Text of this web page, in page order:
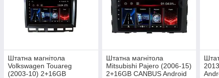
Штатна магнітола
Volkswagen Touareg
(2003-10) 2+16GB
Штатна магнітола
Mitsubishi Pajero (2006-15)
2+16GB CANBUS Android